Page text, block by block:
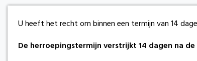
U heeft het recht om binnen een termijn van 14
De herroepingstermijn verstrijkt 14 dagen na